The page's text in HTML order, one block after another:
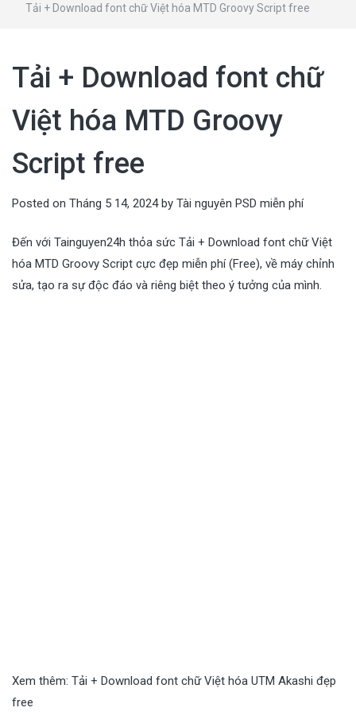
Tải + Download font chữ Việt hóa MTD Groovy Script free
Tải + Download font chữ
Việt hóa MTD Groovy
Script free
Posted on Tháng 5 14, 2024by Tài nguyên PSD miễn phí
Đến với Tainguyen24h thỏa sức Tải + Download font chữ Việt
hóa MTD Groovy Script cực đẹp miễn phí (Free), về máy chỉnh
sửa, tạo ra sự độc đáo và riêng biệt theo ý tưởng của mình.
Xem thêm: Tải + Download font chữ Việt hóa UTM Akashi đẹp
free